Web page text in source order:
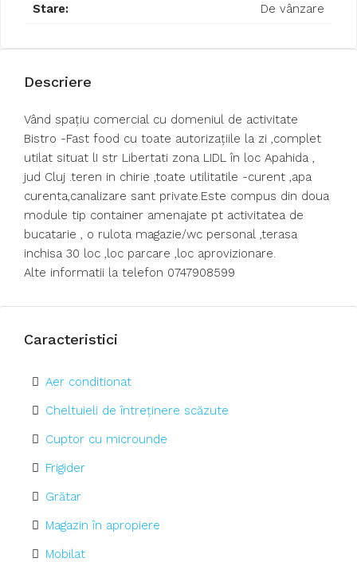
Stare: De vânzare
Descriere
Vând spațiu comercial cu domeniul de activitate
Bistro -Fast food cu toate autorizațiile la zi ,complet
utilat situat lI str Libertati zona LIDL în loc Apahida ,
jud Cluj .teren in chirie ,toate utilitatile -curent ,apa
curenta,canalizare sant private.Este compus din doua
module tip container amenajate pt activitatea de
bucatarie , o rulota magazie/wc personal ,terasa
inchisa 30 loc ,loc parcare ,loc aprovizionare.
Alte informatii la telefon 0747908599
Caracteristici
Aer conditionat
Cheltuieli de întreținere scăzute
Cuptor cu microunde
Frigider
Grătar
Magazin în apropiere
Mobilat